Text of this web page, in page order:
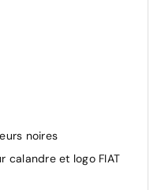
noires
calandre et logo FIAT